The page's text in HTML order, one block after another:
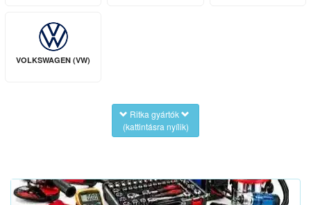
VOLKSWAGEN (VW)
Ritka gyártók
(kattintásra nyílik)